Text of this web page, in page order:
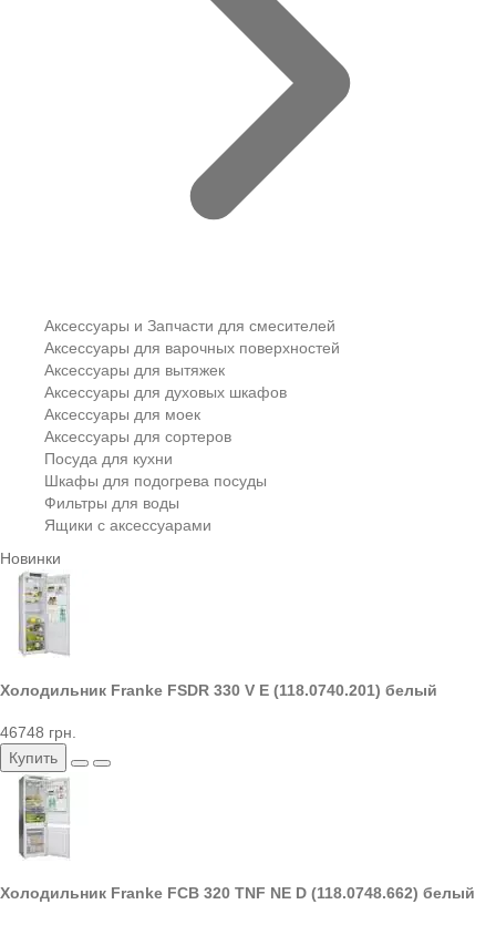
Аксессуары и Запчасти для смесителей
Аксессуары для варочных поверхностей
Аксессуары для вытяжек
Аксессуары для духовых шкафов
Аксессуары для моек
Аксессуары для сортеров
Посуда для кухни
Шкафы для подогрева посуды
Фильтры для воды
Ящики с аксессуарами
Новинки
Холодильник Franke FSDR 330 V E (118.0740.201) белый
46748 грн.
Купить
Холодильник Franke FCB 320 TNF NE D (118.0748.662) белый